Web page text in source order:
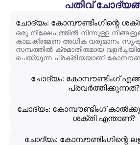
പതിവ്
ചോദ്യം: കോമ്പൗണ്ടിംഗിന്റെ
ഒരു നിക്ഷേപത്തിൽ നിന്നുള്ള
കാലക്രമേണ അധിക വരുമാനം
സമ്പത്തിൽ ക്രമാതീതമായ
ചെയ്യുന്ന പ്രക്രിയയാണ്
ചോദ്യം: കോമ്പൗണ്ടിംഗ്
പ്രവർത്തിക്കുന്നത്?
ചോദ്യം: കോമ്പൗണ്ടിംഗ്
ശക്തി എന്താണ്?
ചോദ്യം: കോമ്പൗണ്ടിംഗിന്റെ